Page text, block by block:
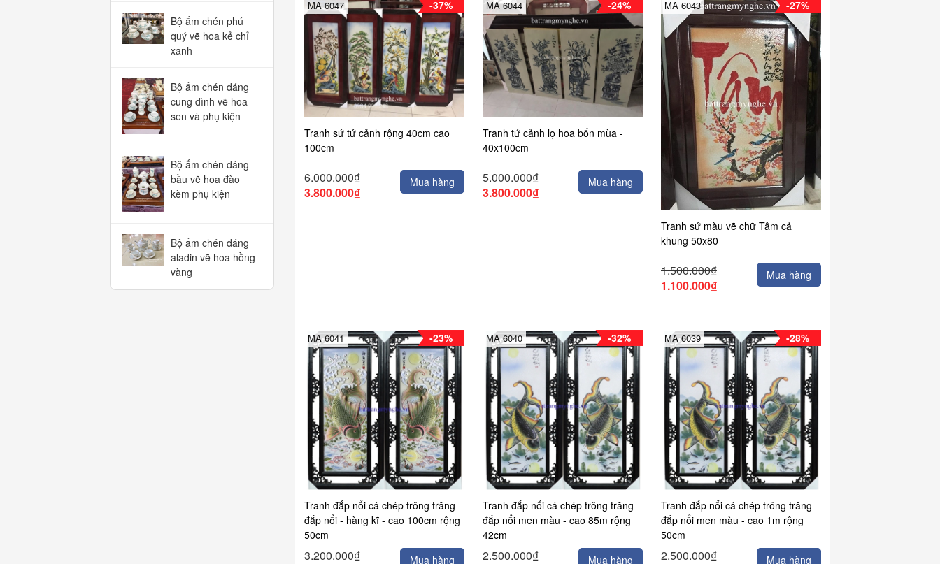
Bộ ấm chén phú
quý vẽ hoa kẻ chỉ
xanh
Bộ ấm chén dáng
cung đình vẽ hoa
sen và phụ kiện
Bộ ấm chén dáng
bầu vẽ hoa đào
kèm phụ kiện
Bộ ấm chén dáng
aladin vẽ hoa hồng
vàng
-37%
MA 6047
Tranh sứ tứ cảnh rộng 40cm cao
100cm
6.000.000₫
3.800.000₫
Mua hàng
-24%
MA 6044
Tranh tứ cảnh lọ hoa bốn mùa -
40x100cm
5.000.000₫
3.800.000₫
Mua hàng
-27%
MA 6043
Tranh sứ màu vẽ chữ Tâm cả
khung 50x80
1.500.000₫
1.100.000₫
Mua hàng
-23%
MA 6041
Tranh đắp nổi cá chép trông trăng -
đắp nổi - hàng kĩ - cao 100cm rộng
50cm
3.200.000₫
Mua hàng
-32%
MA 6040
Tranh đắp nổi cá chép trông trăng -
đắp nổi men màu - cao 85m rộng
42cm
2.500.000₫
Mua hàng
-28%
MA 6039
Tranh đắp nổi cá chép trông trăng -
đắp nổi men màu - cao 1m rộng
50cm
2.500.000₫
Mua hàng